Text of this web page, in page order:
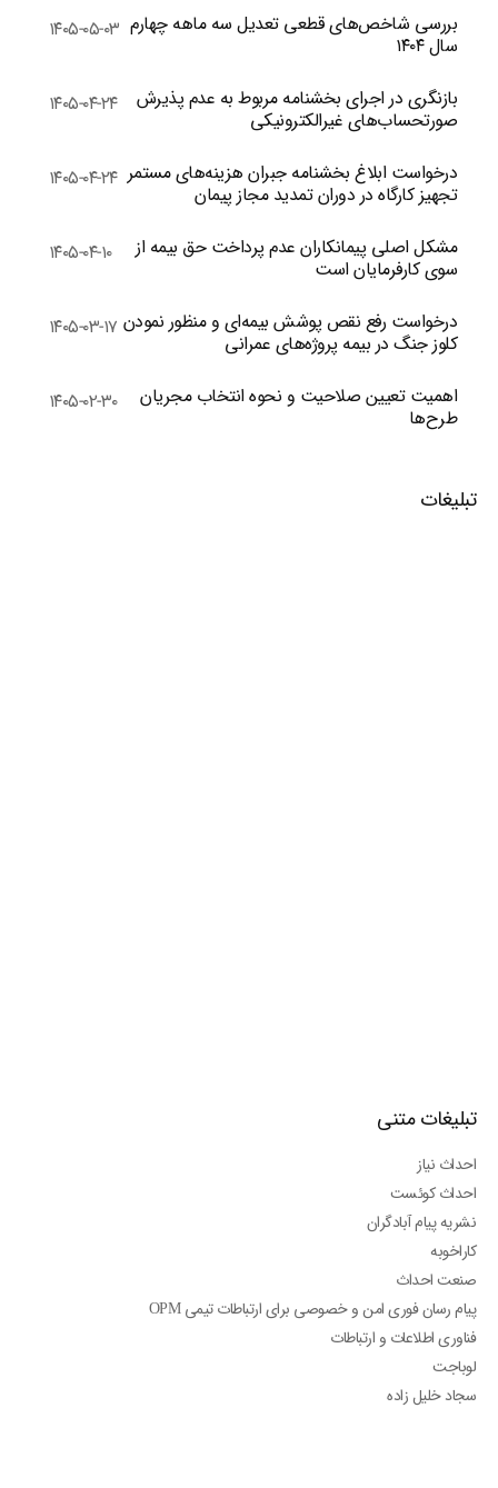
بررسی شاخص‌های قطعی تعدیل سه ماهه چهارم
سال ۱۴۰۴
۱۴۰۵-۰۵-۰۳
بازنگری در اجرای بخشنامه مربوط به عدم پذیرش
صورتحساب‌های غیرالکترونیکی
۱۴۰۵-۰۴-۲۴
درخواست ابلاغ بخشنامه جبران هزینه‌های مستمر
تجهیز کارگاه در دوران تمدید مجاز پیمان
۱۴۰۵-۰۴-۲۴
مشکل اصلی پیمانکاران عدم پرداخت حق بیمه از
سوی کارفرمایان است
۱۴۰۵-۰۴-۱۰
درخواست رفع نقص پوشش بیمه‌ای و منظور نمودن
کلوز جنگ در بیمه پروژه‌های عمرانی
۱۴۰۵-۰۳-۱۷
اهمیت تعیین صلاحیت و نحوه انتخاب مجریان
طرح‌ها
۱۴۰۵-۰۲-۳۰
تبلیغات
تبلیغات متنی
احداث نیاز
احداث کوئست
نشریه پیام آبادگران
کاراخوبه
صنعت احداث
پیام رسان فوری امن و خصوصی برای ارتباطات تیمی OPM
فناوری اطلاعات و ارتباطات
لوباجت
سجاد خلیل زاده